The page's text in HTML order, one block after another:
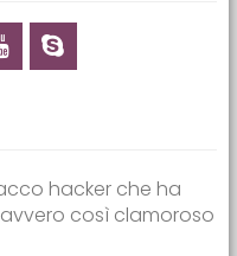
hacker che ha
così clamoroso